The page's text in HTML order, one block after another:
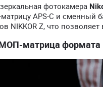
фотокамера
APS-C и
NIKKOR Z, что
матрица формата